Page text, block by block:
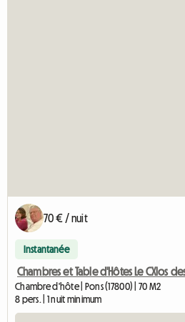
70 € / nuit
Instantanée
Chambres et Table d'Hôtes Le CXlos
Chambre d'hôte | Pons (17800) | 70 M2
8 pers. | 1 nuit minimum